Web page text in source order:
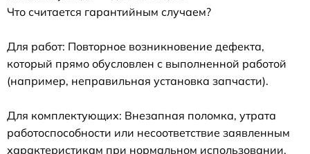
Что считается гарантийным случаем?
Для работ: Повторное возникновение дефекта,
который прямо обусловлен с выполненной работой
(например, неправильная установка запчасти).
Для комплектующих: Внезапная поломка, утрата
работоспособности или несоответствие заявленным
характеристикам при нормальном использовании.